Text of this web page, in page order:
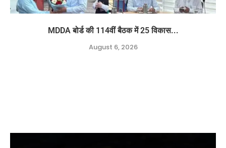
MDDA बोर्ड की 114वीं बैठक में 25 विकास...
August 6, 2026